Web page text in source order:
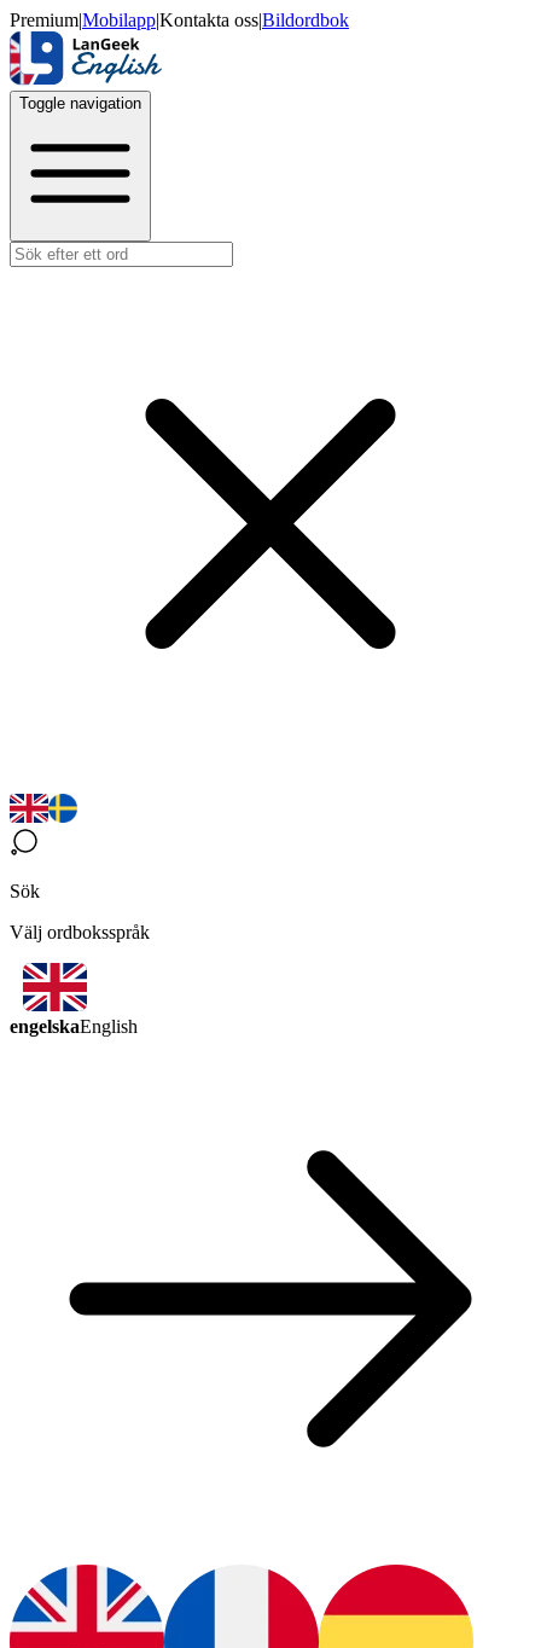
Premium|Mobilapp|Kontakta oss|Bildordbok
Toggle navigation
Sök
Välj ordboksspråk
engelskaEnglish